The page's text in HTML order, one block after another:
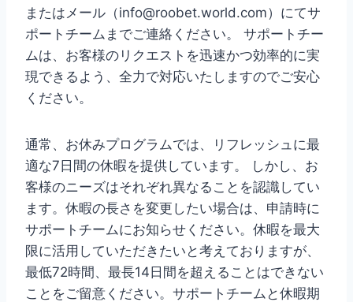
またはメール（info@roobet.world.com）にてサ
ポートチームまでご連絡ください。 サポートチー
ムは、お客様のリクエストを迅速かつ効率的に実
現できるよう、全力で対応いたしますのでご安心
ください。
通常、お休みプログラムでは、リフレッシュに最
適な7日間の休暇を提供しています。 しかし、お
客様のニーズはそれぞれ異なることを認識してい
ます。休暇の長さを変更したい場合は、申請時に
サポートチームにお知らせください。休暇を最大
限に活用していただきたいと考えておりますが、
最低72時間、最長14日間を超えることはできない
ことをご留意ください。サポートチームと休暇期